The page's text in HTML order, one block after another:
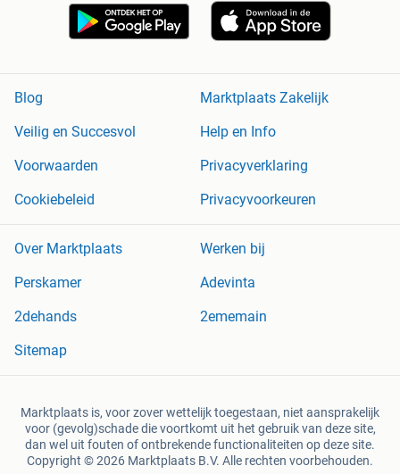
Blog
Marktplaats Zakelijk
Veilig en Succesvol
Help en Info
Voorwaarden
Privacyverklaring
Cookiebeleid
Privacyvoorkeuren
Over Marktplaats
Werken bij
Perskamer
Adevinta
2dehands
2ememain
Sitemap
Marktplaats is, voor zover wettelijk toegestaan, niet aansprakelijk
voor (gevolg)schade die voortkomt uit het gebruik van deze site,
dan wel uit fouten of ontbrekende functionaliteiten op deze site.
Copyright © 2026 Marktplaats B.V. Alle rechten voorbehouden.